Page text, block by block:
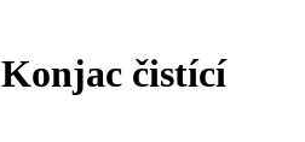
Konjac čistící